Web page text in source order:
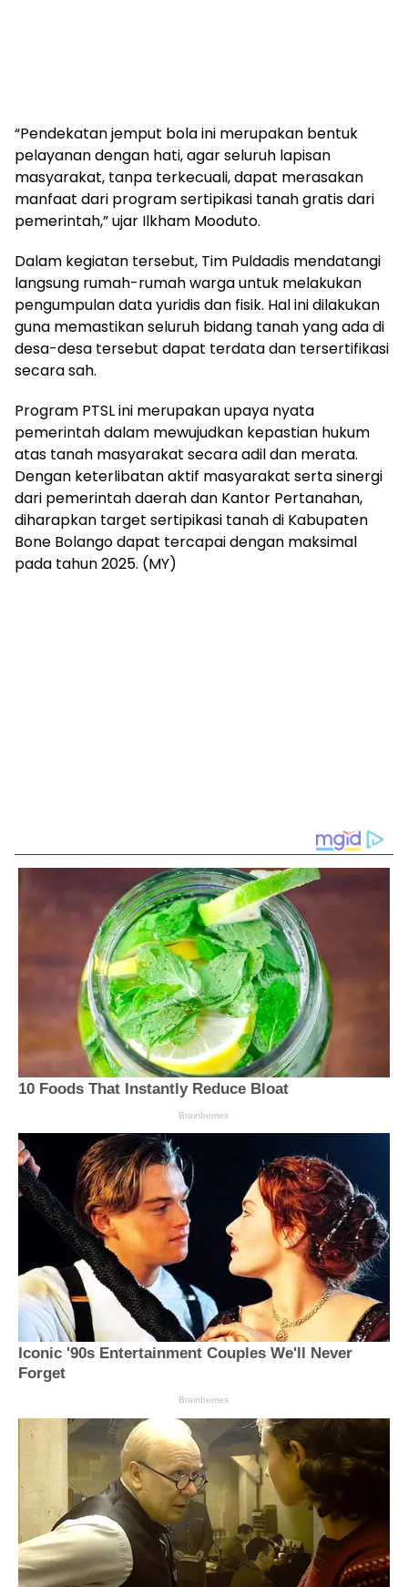
“Pendekatan jemput bola ini merupakan bentuk
pelayanan dengan hati, agar seluruh lapisan
masyarakat, tanpa terkecuali, dapat merasakan
manfaat dari program sertipikasi tanah gratis dari
pemerintah,” ujar Ilkham Mooduto.
Dalam kegiatan tersebut, Tim Puldadis mendatangi
langsung rumah-rumah warga untuk melakukan
pengumpulan data yuridis dan fisik. Hal ini dilakukan
guna memastikan seluruh bidang tanah yang ada di
desa-desa tersebut dapat terdata dan tersertifikasi
secara sah.
Program PTSL ini merupakan upaya nyata
pemerintah dalam mewujudkan kepastian hukum
atas tanah masyarakat secara adil dan merata.
Dengan keterlibatan aktif masyarakat serta sinergi
dari pemerintah daerah dan Kantor Pertanahan,
diharapkan target sertipikasi tanah di Kabupaten
Bone Bolango dapat tercapai dengan maksimal
pada tahun 2025. (MY)